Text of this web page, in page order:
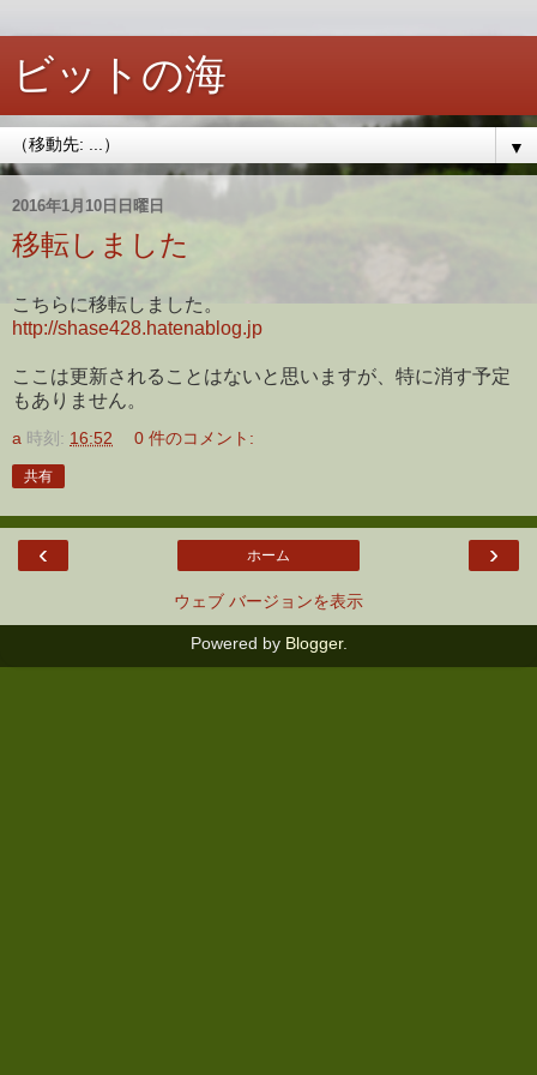
ビットの海
▼
2016年1月10日日曜日
移転しました
こちらに移転しました。
http://shase428.hatenablog.jp
ここは更新されることはないと思いますが、特に消す予定
もありません。
a 時刻: 16:52 0 件のコメント:
共有
‹ ›
ホーム
ウェブ バージョンを表示
Powered by Blogger.